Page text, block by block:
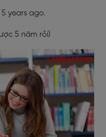
5 years ago.
5 năm rồi)